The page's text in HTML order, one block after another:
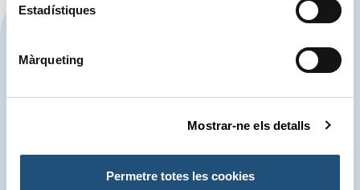
Estadístiques
Màrqueting
Mostrar-ne els detalls
Permetre totes les cookies
CONTACTA'NS
Autoritat Portuària de València 963 939 500
Centre de Control d'Emergències 900 859 573*